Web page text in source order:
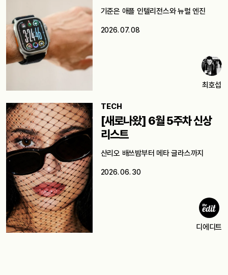
기준은 애플 인텔리전스와 뉴럴 엔진
2026. 07. 08
최호섭
TECH
[새로나왔] 6월 5주차 신상
리스트
산리오 배쓰밤부터 메타 글라스까지
2026. 06. 30
디에디트